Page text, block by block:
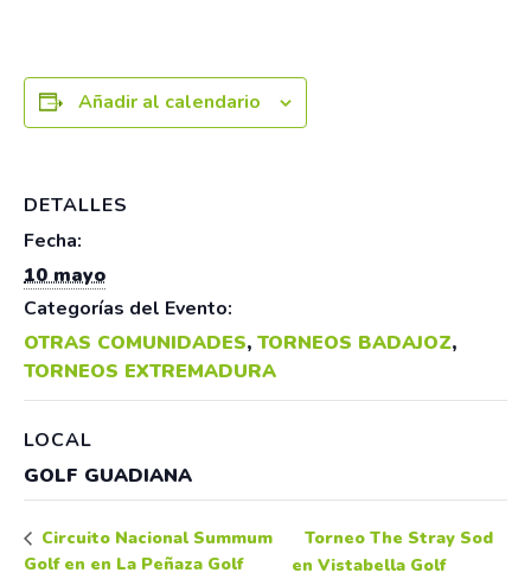
Añadir al calendario
DETALLES
Fecha:
10 mayo
Categorías del Evento:
OTRAS COMUNIDADES, TORNEOS BADAJOZ,
TORNEOS EXTREMADURA
LOCAL
GOLF GUADIANA
Circuito Nacional Summum
Golf en en La Peñaza Golf
Torneo The Stray Sod
en Vistabella Golf